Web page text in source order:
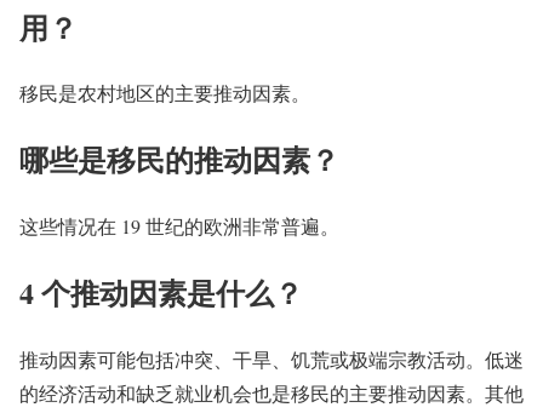
用？
移民是农村地区的主要推动因素。
哪些是移民的推动因素？
这些情况在 19 世纪的欧洲非常普遍。
4 个推动因素是什么？
推动因素可能包括冲突、干旱、饥荒或极端宗教活动。低迷
的经济活动和缺乏就业机会也是移民的主要推动因素。其他